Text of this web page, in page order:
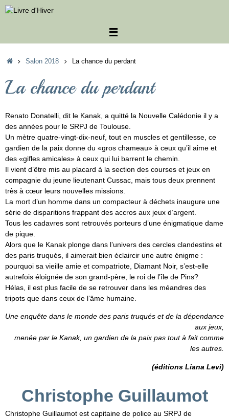
Passer
au
Accueil
Salon 2018 La chance du perdant
La chance du perdant
Renato Donatelli, dit le Kanak, a quitté la Nouvelle Calédonie il y a
des années pour le SRPJ de Toulouse.
Un mètre quatre-vingt-dix-neuf, tout en muscles et gentillesse, ce
gardien de la paix donne du «gros chameau» à ceux qu’il aime et
des «gifles amicales» à ceux qui lui barrent le chemin.
Il vient d’être mis au placard à la section des courses et jeux en
compagnie du jeune lieutenant Cussac, mais tous deux prennent
très à cœur leurs nouvelles missions.
La mort d’un homme dans un compacteur à déchets inaugure une
série de disparitions frappant des accros aux jeux d’argent.
Tous les cadavres sont retrouvés porteurs d’une énigmatique dame
de pique.
Alors que le Kanak plonge dans l’univers des cercles clandestins et
des paris truqués, il aimerait bien éclaircir une autre énigme :
pourquoi sa vieille amie et compatriote, Diamant Noir, s’est-elle
autrefois éloignée de son grand-père, le roi de l’île de Pins?
Hélas, il est plus facile de se retrouver dans les méandres des
tripots que dans ceux de l’âme humaine.
Une enquête dans le monde des paris truqués et de la dépendance
aux jeux,
menée par le Kanak, un gardien de la paix pas tout à fait comme
les autres.
(éditions Liana Levi)
Christophe Guillaumot
Christophe Guillaumot est capitaine de police au SRPJ de